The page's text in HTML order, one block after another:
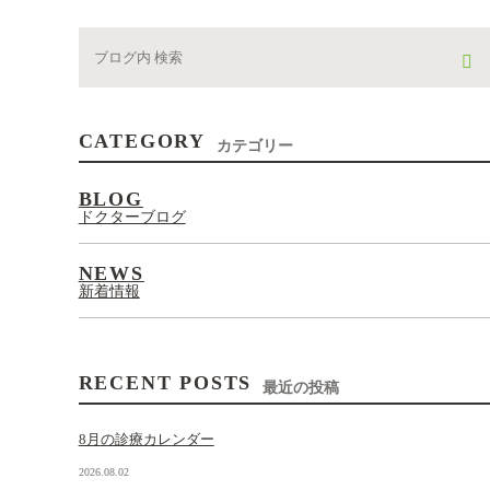
CATEGORY カテゴリー
BLOG
ドクターブログ
NEWS
新着情報
RECENT POSTS 最近の投稿
8月の診療カレンダー
2026.08.02